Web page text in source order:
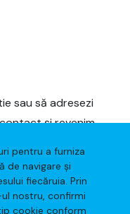
pentru a furniza
de navigare și
fiecăruia. Prin
nostru, confirmi
cookie conform
sau să adresezi
și revenim